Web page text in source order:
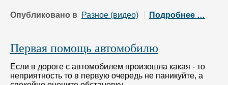
Опубликовано в Разное (видео) Подробнее …
Первая помощь автомобилю
Если в дороге с автомобилем произошла какая - то
неприятность то в первую очередь не паникуйте, а